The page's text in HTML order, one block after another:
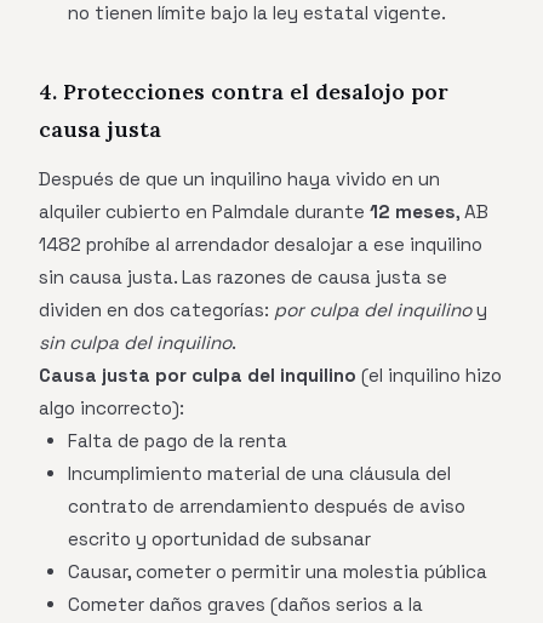
no tienen límite bajo la ley estatal vigente.
4. Protecciones contra el desalojo por
causa justa
Después de que un inquilino haya vivido en un
alquiler cubierto en Palmdale durante 12 meses, AB
1482 prohíbe al arrendador desalojar a ese inquilino
sin causa justa. Las razones de causa justa se
dividen en dos categorías: por culpa del inquilinoy
sin culpa del inquilino.
Causa justa por culpa del inquilino (el inquilino hizo
algo incorrecto):
Falta de pago de la renta
Incumplimiento material de una cláusula del
contrato de arrendamiento después de aviso
escrito y oportunidad de subsanar
Causar, cometer o permitir una molestia pública
Cometer daños graves (daños serios a la